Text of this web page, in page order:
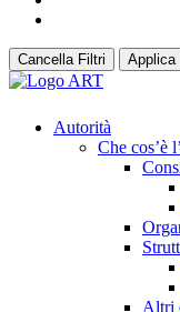
Cancella Filtri Applica
Autorità
Che cos’è
Altri